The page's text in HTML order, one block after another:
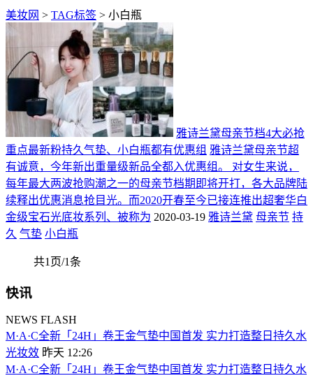
美妆网 > TAG标签 > 小白瓶
雅诗兰黛母亲节档4大必抢
重点最新粉持久气垫、小白瓶都有优惠组 雅诗兰黛母亲节超
有诚意，今年新出重量级新品全都入优惠组。 对女生来说，
每年最大两波抢购潮之一的母亲节档期即将开打，各大品牌陆
续释出优惠消息抢目光。而2020开春至今已接连推出超奢华白
金级宝石光底妆系列、被称为 2020-03-19 雅诗兰黛 母亲节 持
久 气垫 小白瓶
共1页/1条
快讯
NEWS FLASH
M·A·C全新「24H」卷王金气垫中国首发 实力打造整日持久水
光妆效 昨天 12:26
M·A·C全新「24H」卷王金气垫中国首发 实力打造整日持久水